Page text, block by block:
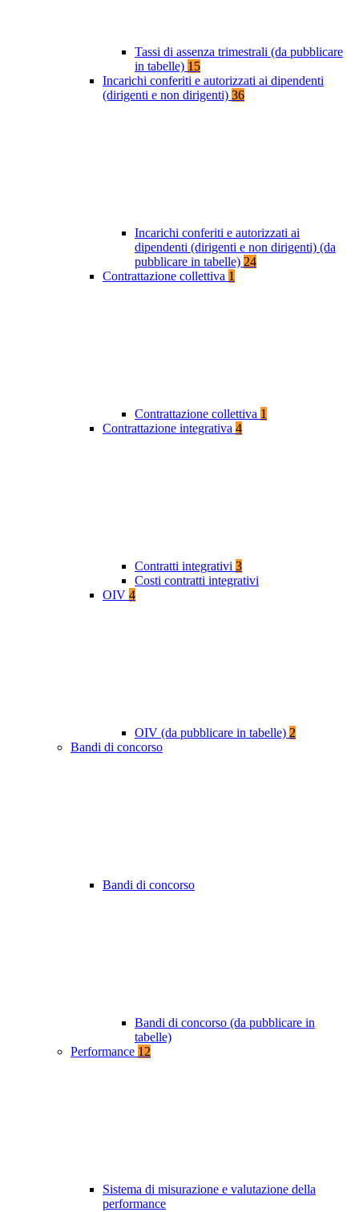
Tassi di assenza trimestrali (da pubblicare
in tabelle) 15
Incarichi conferiti e autorizzati ai dipendenti
(dirigenti e non dirigenti) 36
Incarichi conferiti e autorizzati ai
dipendenti (dirigenti e non dirigenti) (da
pubblicare in tabelle) 24
Contrattazione collettiva 1
Contrattazione collettiva 1
Contrattazione integrativa 4
Contratti integrativi 3
Costi contratti integrativi
OIV 4
OIV (da pubblicare in tabelle) 2
Bandi di concorso
Bandi di concorso
Bandi di concorso (da pubblicare in
tabelle)
Performance 12
Sistema di misurazione e valutazione della
performance